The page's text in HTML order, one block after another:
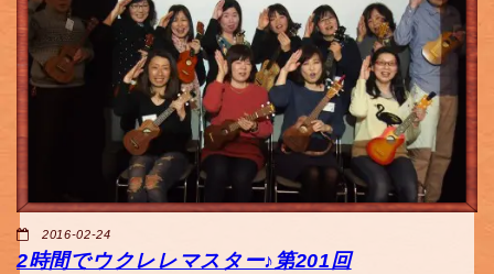
2016-02-24
2時間でウクレレマスター♪第201回